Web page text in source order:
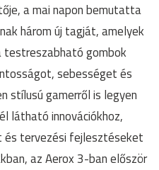
a mai napon bemutatta
három új tagját, amelyek
testreszabható gombok
sebességet és
stílusú gamerről is legyen
látható innovációkhoz,
tervezési fejlesztéseket
az Aerox 3-ban először